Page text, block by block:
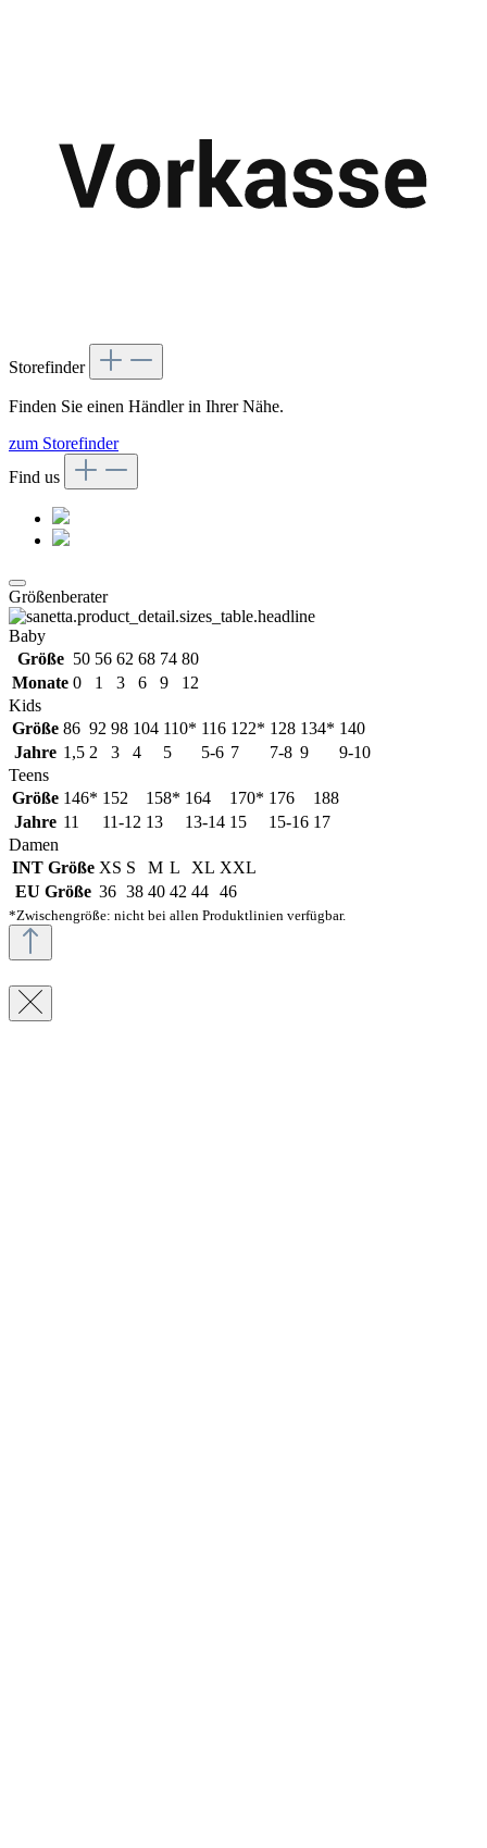
Storefinder
Finden Sie einen Händler in Ihrer Nähe.
zum Storefinder
Find us
Größenberater
Baby
Größe 50 56 62 68 74 80
Monate 0 1 3 6 9
12
Kids
Größe 86 92 98 104 110* 116 122* 128 134* 140
Jahre 1,5 2 3 4 5 5-6 7 7-8 9
9-10
Teens
Größe 146* 152 158* 164 170* 176
188
Jahre 11 11-12 13 13-14 15 15-16 17
Damen
INT Größe XS S M L XL XXL
EU Größe 36 38 40 42 44 46
*Zwischengröße: nicht bei allen Produktlinien verfügbar.